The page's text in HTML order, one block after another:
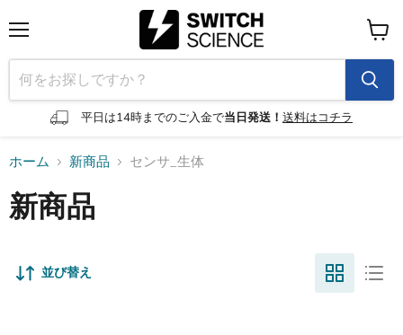
ニ
ュ
ー
平日は14時までのご入金で当日発送！ 送料はコチラ
カ
ー
ト
を
見
ホーム 新商品 センサ_生体
新商品
並び替え